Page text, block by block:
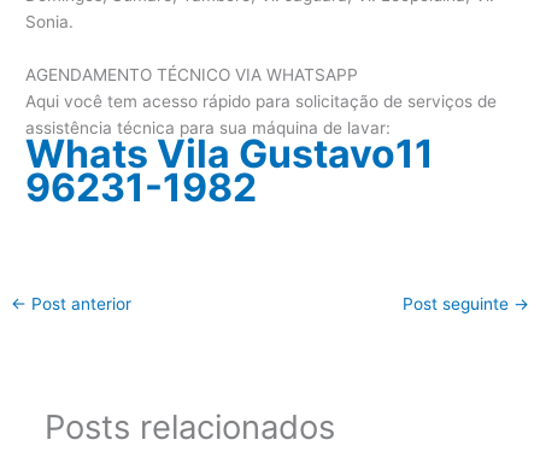
Sonia.
AGENDAMENTO TÉCNICO VIA WHATSAPP
Aqui você tem acesso rápido para solicitação de serviços de
assistência técnica para sua máquina de lavar:
Whats Vila Gustavo11
96231-1982
← Post anterior Post seguinte →
Posts relacionados